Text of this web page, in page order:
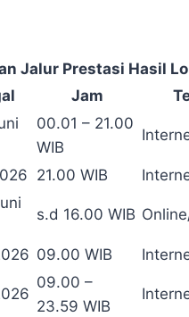
Jalur Prestasi Hasil
Jam
00.01 – 21.00
WIB
21.00 WIB
s.d 16.00 WIB
09.00 WIB
09.00 –
23.59 WIB